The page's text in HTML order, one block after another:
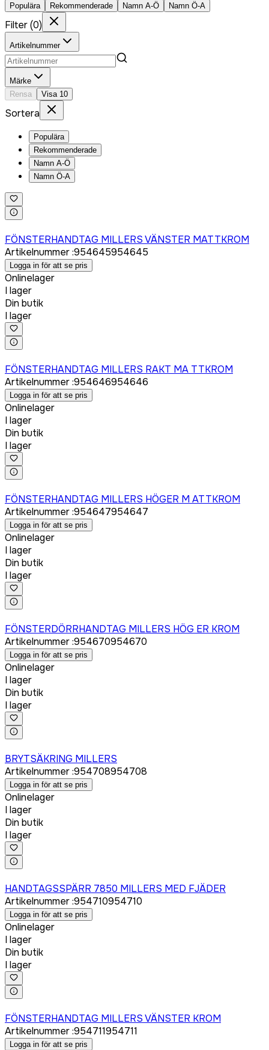
Populära Rekommenderade Namn A-Ö Namn Ö-A
Filter(0)
Artikelnummer
Märke
Rensa
Visa 10
Sortera
Populära
Rekommenderade
Namn A-Ö
Namn Ö-A
FÖNSTERHANDTAG MILLERS VÄNSTER MATTKROM
Artikelnummer:954645954645
Logga in för att se pris
Onlinelager
I lager
Din butik
I lager
FÖNSTERHANDTAG MILLERS RAKT MA TTKROM
Artikelnummer:954646954646
Logga in för att se pris
Onlinelager
I lager
Din butik
I lager
FÖNSTERHANDTAG MILLERS HÖGER M ATTKROM
Artikelnummer:954647954647
Logga in för att se pris
Onlinelager
I lager
Din butik
I lager
FÖNSTERDÖRRHANDTAG MILLERS HÖG ER KROM
Artikelnummer:954670954670
Logga in för att se pris
Onlinelager
I lager
Din butik
I lager
BRYTSÄKRING MILLERS
Artikelnummer:954708954708
Logga in för att se pris
Onlinelager
I lager
Din butik
I lager
HANDTAGSSPÄRR 7850 MILLERS MED FJÄDER
Artikelnummer:954710954710
Logga in för att se pris
Onlinelager
I lager
Din butik
I lager
FÖNSTERHANDTAG MILLERS VÄNSTER KROM
Artikelnummer:954711954711
Logga in för att se pris